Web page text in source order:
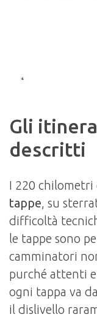
Gli
descritti
I 220 chilometri
tappe, su
difficoltà
le tappe sono
camminatori
purché attenti e
ogni tappa va
il dislivello